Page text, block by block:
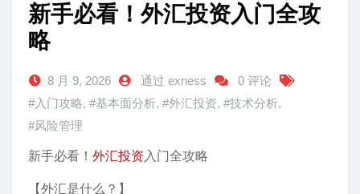
新手必看！外汇投资入门全攻
略
8 月 9, 2026 通过 exness
0 评论
#入门攻略, #基本面分析, #外汇投资, #技术分析,
#风险管理
新手必看！ 外汇投资入门全攻略
【外汇是什么？】